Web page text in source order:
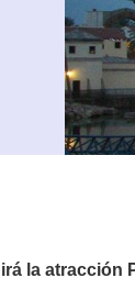
la atracción